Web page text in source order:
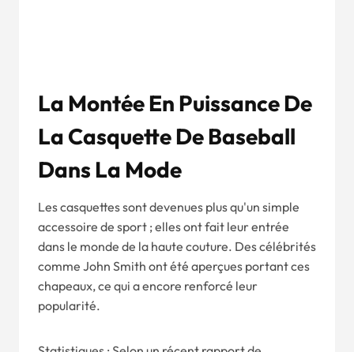
La Montée En Puissance De
La Casquette De Baseball
Dans La Mode
Les casquettes sont devenues plus qu'un simple
accessoire de sport ; elles ont fait leur entrée
dans le monde de la haute couture. Des célébrités
comme John Smith ont été aperçues portant ces
chapeaux, ce qui a encore renforcé leur
popularité.